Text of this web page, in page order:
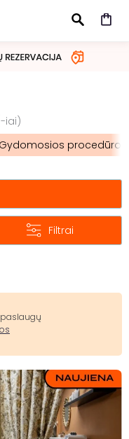
IEŠKOTI
iai)
Gydomosios
Filtrai